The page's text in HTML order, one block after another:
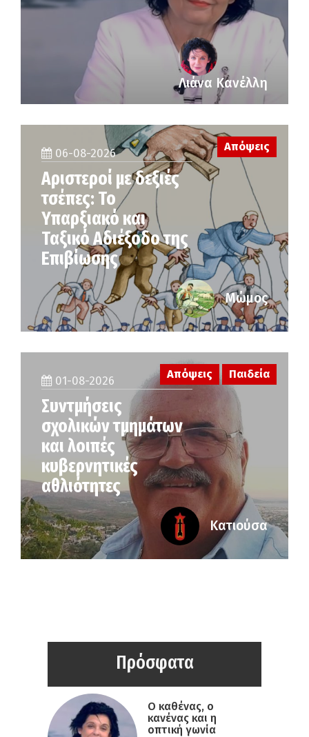
Λιάνα Κανέλλη
06-08-2026
Αριστεροί με δεξιές
τσέπες: Το
Υπαρξιακό και
Ταξικό Αδιέξοδο της
Επιβίωσης
Απόψεις
Μώμος
01-08-2026
Συντμήσεις
σχολικών τμημάτων
και λοιπές
κυβερνητικές
αθλιότητες
Απόψεις Παιδεία
Κατιούσα
Πρόσφατα
Ο καθένας, ο
κανένας και η
οπτική γωνία